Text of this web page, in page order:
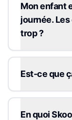
Mon enfant
journée.
trop ?
Est-ce que
En quoi